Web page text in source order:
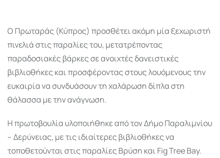
Ο Πρωταράς (Κύπρος) προσθέτει ακόμη μία ξεχωριστή
πινελιά στις παραλίες του, μετατρέποντας
παραδοσιακές βάρκες σε ανοιχτές δανειστικές
βιβλιοθήκες και προσφέροντας στους λουόμενους την
ευκαιρία να συνδυάσουν τη χαλάρωση δίπλα στη
θάλασσα με την ανάγνωση.
Η πρωτοβουλία υλοποιήθηκε από τον Δήμο Παραλιμνίου
– Δερύνειας, με τις ιδιαίτερες βιβλιοθήκες να
τοποθετούνται στις παραλίες Βρύση και Fig Tree Bay.